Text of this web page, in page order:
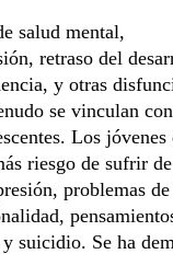
salud mental,
retraso del
y otras
se vinculan
Los jóvenes
riesgo de sufrir
problemas
suicidio. Se ha